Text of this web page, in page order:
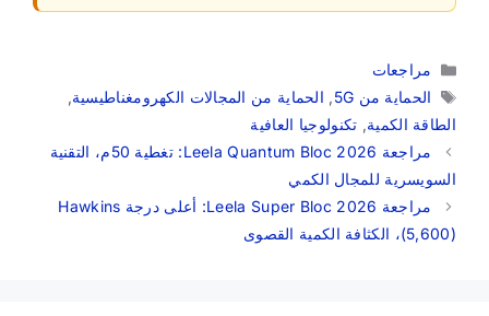
التصنيفات
مراجعات
الوسوم
الحماية من 5G , الحماية من المجالات الكهرومغناطيسية,
الطاقة الكمية, تكنولوجيا العافية
مراجعة Leela Quantum Bloc 2026: تغطية 50م، التقنية
السويسرية للمجال الكمي
مراجعة Leela Super Bloc 2026: أعلى درجة Hawkins
(5,600)، الكثافة الكمية القصوى